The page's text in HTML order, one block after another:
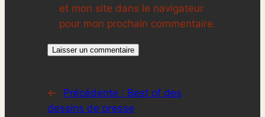
et mon site dans le navigateur
pour mon prochain commentaire.
← Précédente : Best of des
dessins de presse